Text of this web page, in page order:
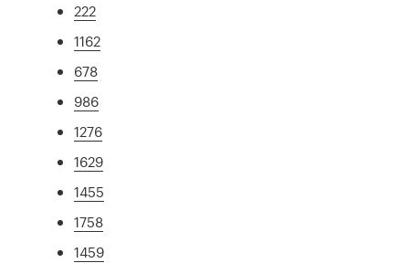
222
1162
678
986
1276
1629
1455
1758
1459